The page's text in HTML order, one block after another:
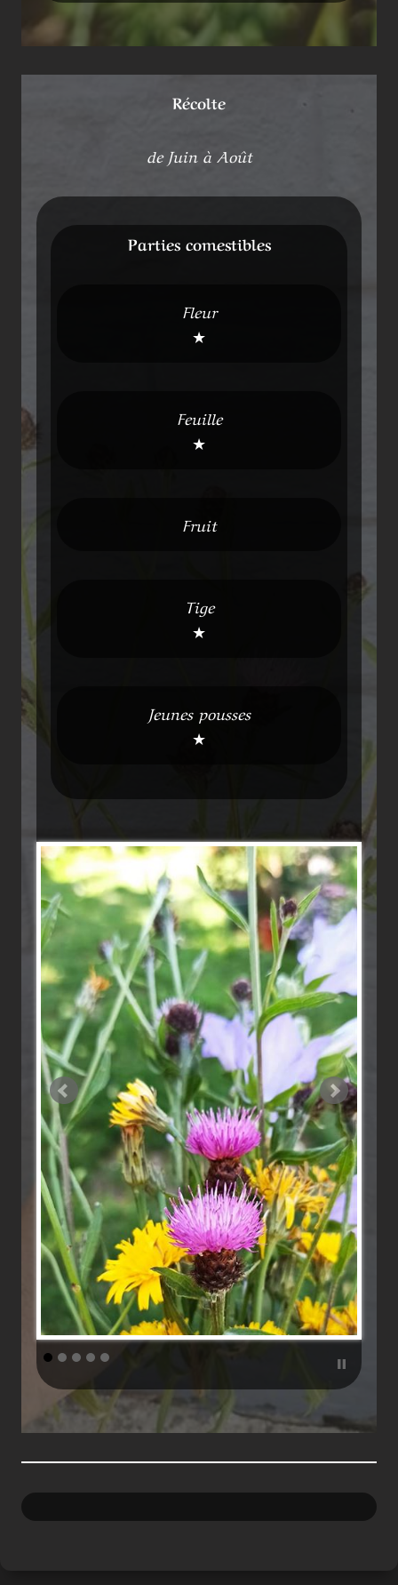
Récolte
de Juin à Août
Parties comestibles
Fleur
★
Feuille
★
Fruit
Tige
★
Jeunes pousses
★